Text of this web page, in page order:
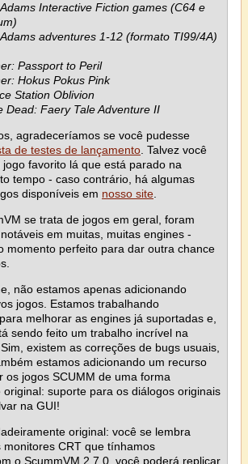
Interactive Fiction games (C64 e
adventures 1-12 (formato TI99/4A)
Passport to Peril
Hokus Pokus Pink
Station Oblivion
Dead: Faery Tale Adventure II
agradeceríamos se você pudesse
de testes de lançamento . Talvez você
favorito lá que está parado na
tempo - caso contrário, há algumas
disponíveis em nosso site
se trata de jogos em geral, foram
em muitas, muitas engines -
momento perfeito para dar outra chance
não estamos apenas adicionando
jogos. Estamos trabalhando
melhorar as engines já suportadas e,
sendo feito um trabalho incrível na
existem as correções de bugs usuais,
estamos adicionando um recurso
os jogos SCUMM de uma forma
suporte para os diálogos originais
na GUI!
original: você se lembra
monitores CRT que tínhamos
o ScummVM 2.7.0, você poderá replicar